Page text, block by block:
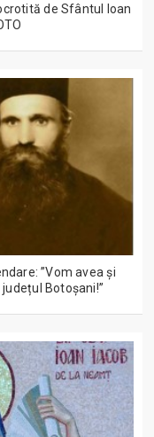
de Sfântul Ioan
”Vom avea și
Botoșani!”